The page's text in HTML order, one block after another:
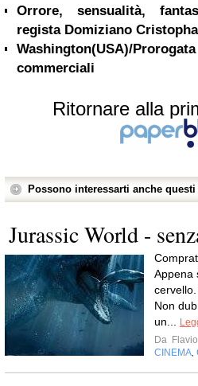
Orrore, sensualità,
regista Domiziano
Washington(USA)/
commerciali
Ritornare alla
Possono interessarti anche
Jurassic World -
Appena
Non
un...
Da Flavio
CINEMA